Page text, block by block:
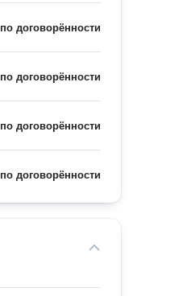
по договорённости
по договорённости
по договорённости
по договорённости